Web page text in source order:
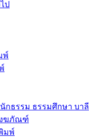
ป
พ์
กธรรม ธรรมศึกษา บาลี
งฆภัณฑ์
มพ์